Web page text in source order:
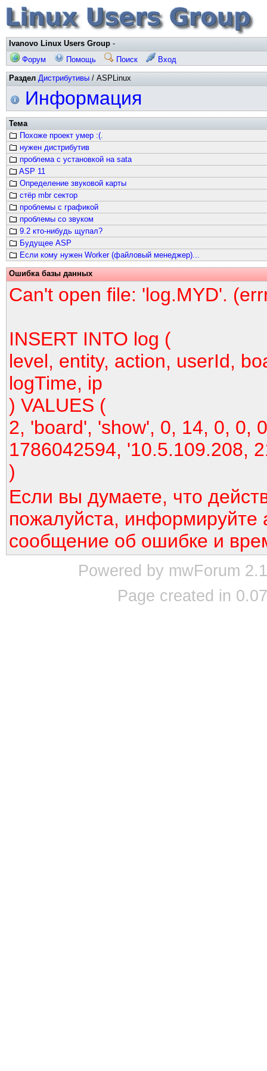
Ivanovo Linux Users Group -
Форум
Помощь Поиск Вход
Раздел Дистрибутивы / ASPLinux
Информация
Тема
Похоже проект умер :(.
нужен дистрибутив
проблема с установкой на sata
ASP 11
Определение звуковой карты
стёр mbr сектор
проблемы с графикой
проблемы со звуком
9.2 кто-нибудь щупал?
Будущее ASP
Eсли кому нужен Worker (файловый менеджер)...
Ошибка базы данных
Can't open file: 'log.MYD'.
INSERT INTO log (
level, entity, action, userId,
logTime, ip
) VALUES (
2, 'board', 'show', 0, 14, 0, 0,
1786042594, '10.5.109.208,
)
Если вы думаете, что
пожалуйста, информируйте
сообщение об ошибке и
Powered by mwForum
Page created in